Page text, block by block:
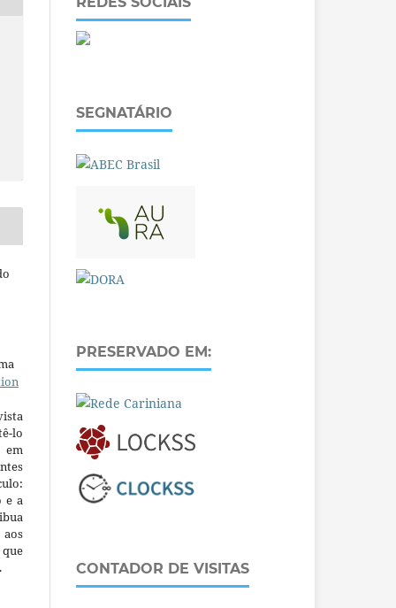
lo
em
e a
SEGNATÁRIO
PRESERVADO EM:
CONTADOR DE VISITAS